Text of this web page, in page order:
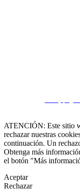
ATENCIÓN: Este sitio
rechazar nuestras
continuación. Un
Obtenga más
el botón "Más
Aceptar
Rechazar